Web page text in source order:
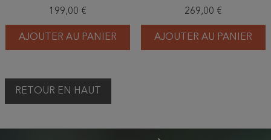
199,00 €
AJOUTER AU PANIER
269,00 €
AJOUTER AU PANIER
RETOUR EN HAUT